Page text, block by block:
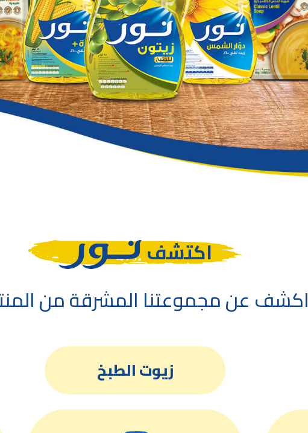
اكتشف
اكشف عن مجموعتنا المشرقة من
زيوت الطبخ